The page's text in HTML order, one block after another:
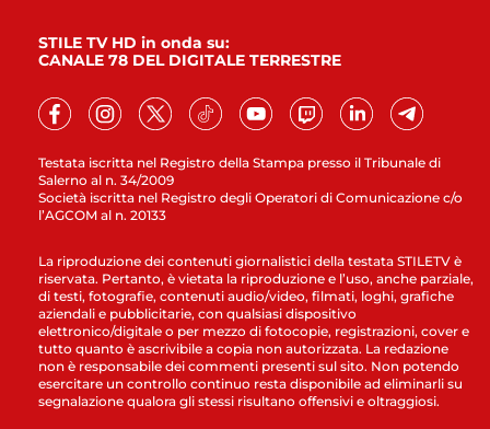
Testata iscritta nel Registro della Stampa presso il Tribunale di
Salerno al n. 34/2009
Società iscritta nel Registro degli Operatori di Comunicazione c/o
l’AGCOM al n. 20133
STILE TV HD in onda su:
CANALE 78 DEL DIGITALE TERRESTRE
La riproduzione dei contenuti giornalistici della testata STILETV è
riservata. Pertanto, è vietata la riproduzione e l’uso, anche parziale,
di testi, fotografie, contenuti audio/video, filmati, loghi, grafiche
aziendali e pubblicitarie, con qualsiasi dispositivo
elettronico/digitale o per mezzo di fotocopie, registrazioni, cover e
tutto quanto è ascrivibile a copia non autorizzata. La redazione
non è responsabile dei commenti presenti sul sito. Non potendo
esercitare un controllo continuo resta disponibile ad eliminarli su
segnalazione qualora gli stessi risultano offensivi e oltraggiosi.